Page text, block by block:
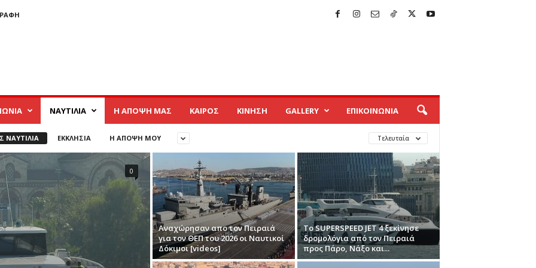
ΝΑΥΤΙΛΙΑ Η ΑΠΟΨΗ ΜΑΣ ΚΑΙΡΟΣ ΚΙΝΗΣΗ GALLERY ΕΠΙΚΟΙΝΩΝΙΑ
ΝΑΥΤΙΛΙΑ ΕΚΚΛΗΣΙΑ Η ΑΠΟΨΗ ΜΟΥ Τελευταία
0
Αναχώρησαν απο τον Πειραιά
για τον ΘΕΠ του 2026 οι Ναυτικοί
Δόκιμοι [videos]
Το SUPERSPEED JET 4 ξεκίνησε
δρομολόγια από τον Πειραιά
προς Πάρο, Νάξο και...